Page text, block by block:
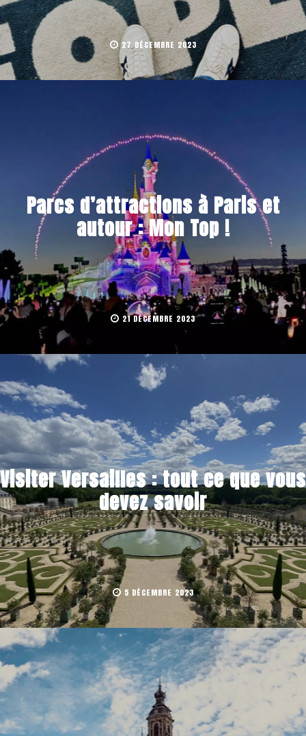
27 DÉCEMBRE 2023
Parcs d’attractions à Paris et
autour : Mon Top !
21 DÉCEMBRE 2023
Visiter Versailles : tout ce que vous
devez savoir
5 DÉCEMBRE 2023